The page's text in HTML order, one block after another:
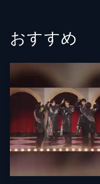
おすすめ